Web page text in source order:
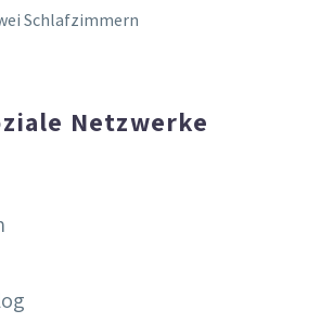
Schlafzimmern
Netzwerke